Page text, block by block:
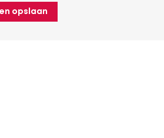
opslaan